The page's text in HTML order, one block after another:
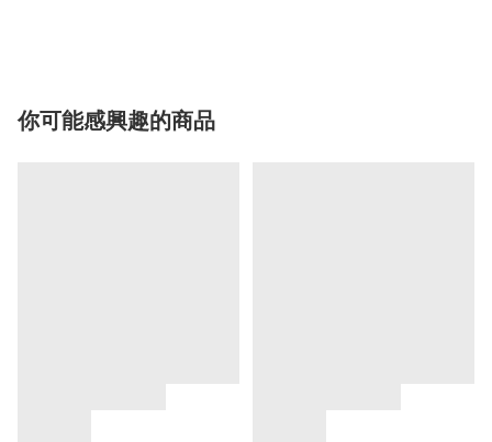
你可能感興趣的商品